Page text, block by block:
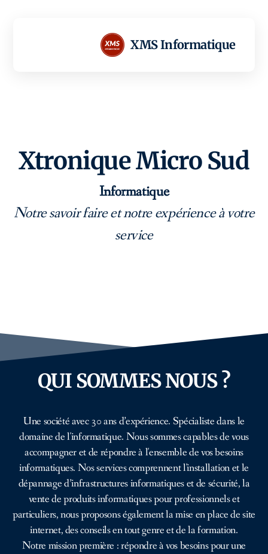
XMS Informatique
Xtronique Micro Sud
Informatique
Notre savoir faire et notre expérience à votre
service
QUI SOMMES NOUS ?
Une société avec 30 ans d’expérience. Spécialiste dans le
domaine de l'informatique. Nous sommes capables de vous
accompagner et de répondre à l'ensemble de vos besoins
informatiques. Nos services comprennent l'installation et le
dépannage d’infrastructures informatiques et de sécurité, la
vente de produits informatiques pour professionnels et
particuliers, nous proposons également la mise en place de site
internet, des conseils en tout genre et de la formation.
Notre mission première : répondre à vos besoins pour une
Audit Conseil & Formation
Installation
Infogérance & maintenance